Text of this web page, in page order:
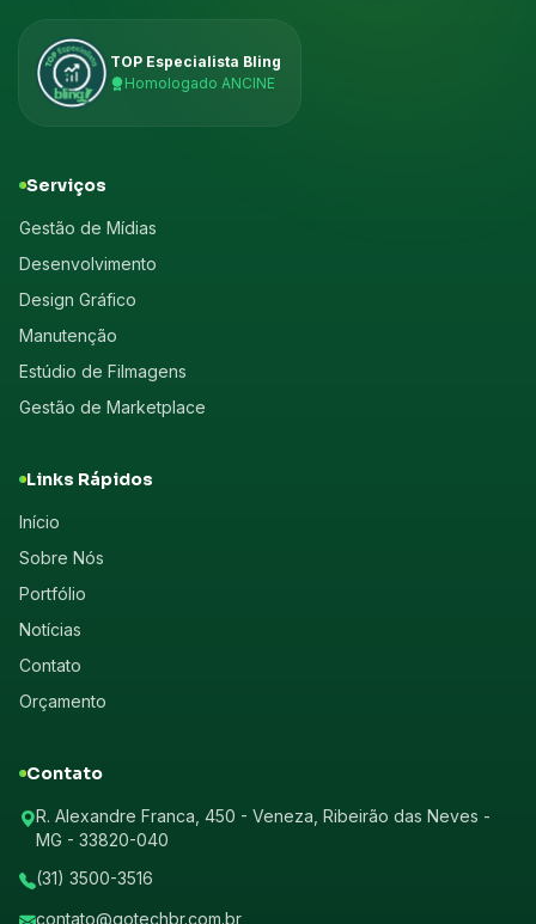
TOP Especialista Bling
Homologado ANCINE
Serviços
Gestão de Mídias
Desenvolvimento
Design Gráfico
Manutenção
Estúdio de Filmagens
Gestão de Marketplace
Links Rápidos
Início
Sobre Nós
Portfólio
Notícias
Contato
Orçamento
Contato
R. Alexandre Franca, 450 - Veneza, Ribeirão das Neves -
MG - 33820-040
(31) 3500-3516
contato@gotechbr.com.br